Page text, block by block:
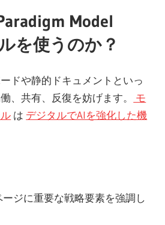
Model
を使うのか？
ドや静的ドキュメントといっ
、共有、反復を妨げます。
モ
は デジタルでAIを強化した機
ージに重要な戦略要素を強調し